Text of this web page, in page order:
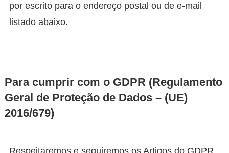
por escrito para o endereço postal ou de e-mail
listado abaixo.
Para cumprir com o GDPR (Regulamento
Geral de Proteção de Dados – (UE)
2016/679)
Respeitaremos e seguiremos os Artigos do GDPR